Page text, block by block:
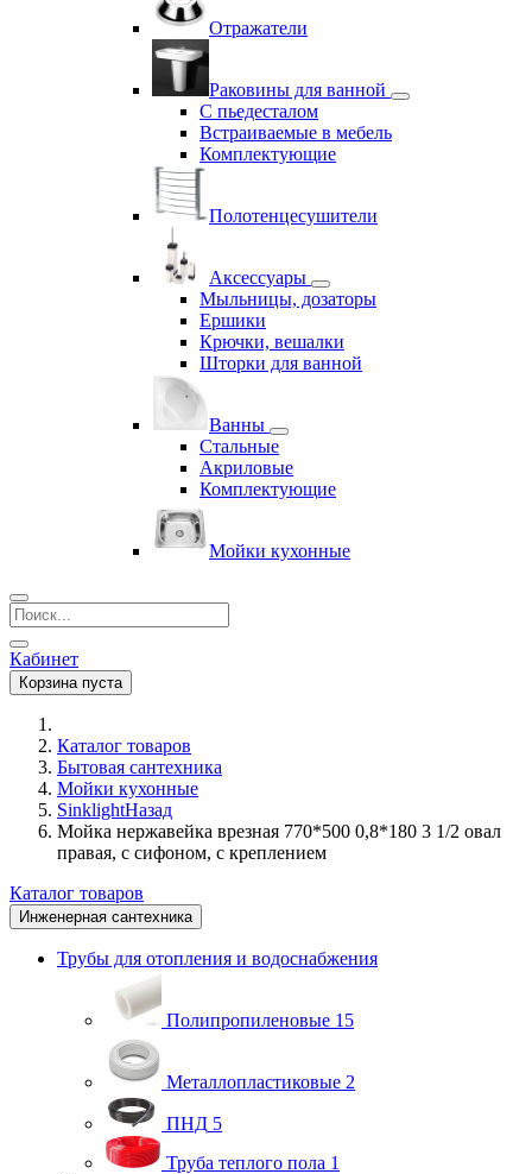
Отражатели
Раковины для ванной
С пьедесталом
Встраиваемые в мебель
Комплектующие
Полотенцесушители
Аксессуары
Мыльницы, дозаторы
Ершики
Крючки, вешалки
Шторки для ванной
Ванны
Стальные
Акриловые
Комплектующие
Мойки кухонные
Кабинет
Корзина пуста
Каталог товаров
Бытовая сантехника
Мойки кухонные
SinklightНазад
Мойка нержавейка врезная 770*500 0,8*180 3 1/2 овал
правая, с сифоном, с креплением
Каталог товаров
Инженерная сантехника
Трубы для отопления и водоснабжения
Полипропиленовые 15
Металлопластиковые 2
ПНД 5
Труба теплого пола 1